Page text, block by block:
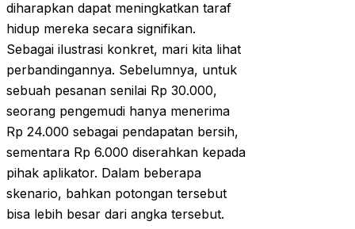
diharapkan dapat meningkatkan taraf
hidup mereka secara signifikan.
Sebagai ilustrasi konkret, mari kita lihat
perbandingannya. Sebelumnya, untuk
sebuah pesanan senilai Rp 30.000,
seorang pengemudi hanya menerima
Rp 24.000 sebagai pendapatan bersih,
sementara Rp 6.000 diserahkan kepada
pihak aplikator. Dalam beberapa
skenario, bahkan potongan tersebut
bisa lebih besar dari angka tersebut.